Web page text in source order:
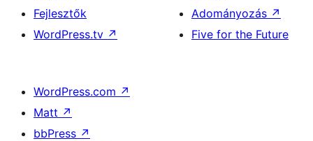
Fejlesztők
WordPress.tv ↗
Adományozás ↗
Five for the Future
WordPress.com ↗
Matt ↗
bbPress ↗